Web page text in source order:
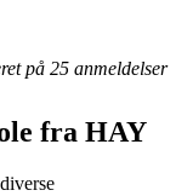
på 25 anmeldelser
fra HAY